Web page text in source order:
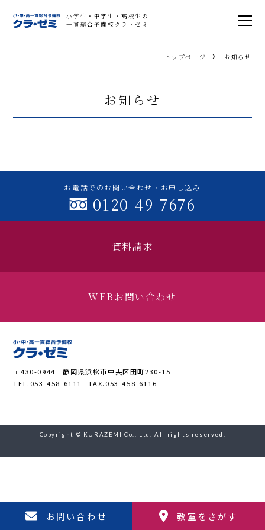
小学生・中学生・高校生の
一貫総合予備校クラ・ゼミ
トップページ お知らせ
お知らせ
お電話でのお問い合わせ・お申し込み
0120-49-7676
資料請求
WEBお問い合わせ
お問い合わせ 教室をさがす
〒430-0944 静岡県浜松市中央区田町230-15
TEL.053-458-6111 FAX.053-458-6116
Copyright © KURAZEMI Co., Ltd. All rights reserved.